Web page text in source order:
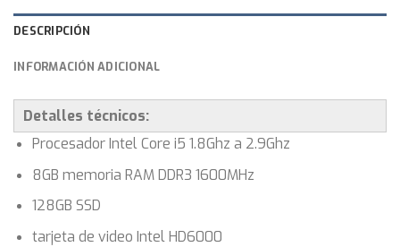
DESCRIPCIÓN
INFORMACIÓN ADICIONAL
Detalles técnicos:
Procesador Intel Core i5 1.8Ghz a 2.9Ghz
8GB memoria RAM DDR3 1600MHz
128GB SSD
tarjeta de video Intel HD6000